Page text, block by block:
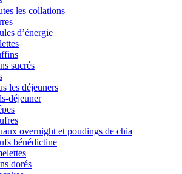
les collations
d’énergie
sucrés
les déjeuners
déjeuner
overnight et poudings de chia
bénédictine
dorés